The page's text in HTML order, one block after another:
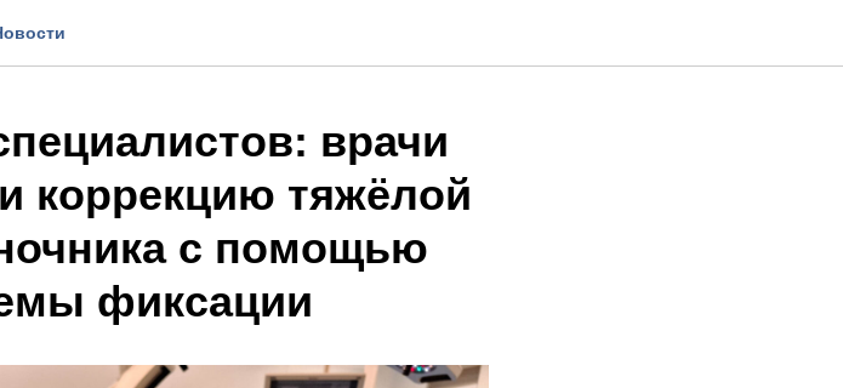
врачи
коррекцию тяжёлой
с помощью
фиксации